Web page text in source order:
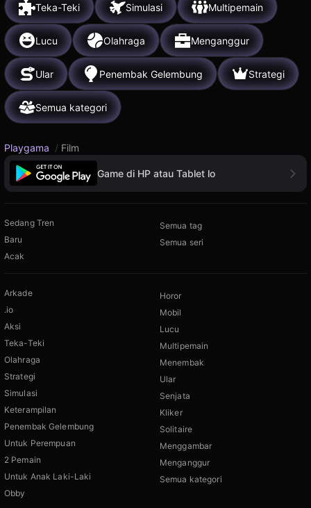
Teka-Teki Simulasi Multipemain
Lucu Olahraga Menganggur
Ular Penembak Gelembung Strategi
Semua kategori
Playgama / Film
Game di HP atau Tablet lo
Sedang Tren
Baru
Acak
Semua tag
Semua seri
Arkade
.io
Aksi
Teka-Teki
Olahraga
Strategi
Simulasi
Keterampilan
Penembak Gelembung
Untuk Perempuan
2 Pemain
Untuk Anak Laki-Laki
Obby
Horor
Mobil
Lucu
Multipemain
Menembak
Ular
Senjata
Kliker
Solitaire
Menggambar
Menganggur
Semua kategori